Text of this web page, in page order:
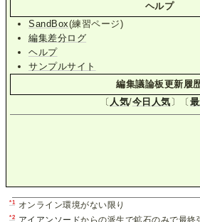
ヘルプ
SandBox(練習ページ)
編集差分ログ
ヘルプ
サンプルサイト
編集議論板更新履
〔 人気/今日人気 〕〔
*1 オンライン環境がない限り
*2 アイアンソードからの派生で鉱石のみで最終